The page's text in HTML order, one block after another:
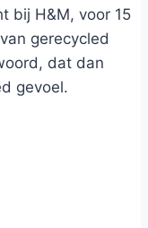
bij H&M, voor 15
gerecycled
dat dan
gevoel.